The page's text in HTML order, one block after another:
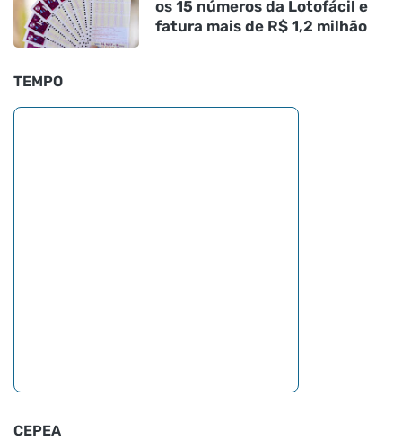
os 15 números da Lotofácil e
fatura mais de R$ 1,2 milhão
TEMPO
CEPEA